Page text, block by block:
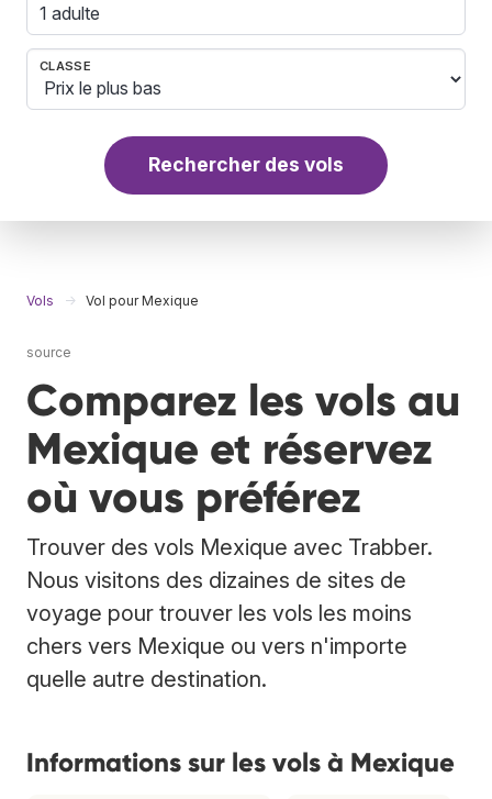
1 adulte
CLASSE
Rechercher des vols
Vols Vol pour Mexique
source
Comparez les vols au
Mexique et réservez
où vous préférez
Trouver des vols Mexique avec Trabber.
Nous visitons des dizaines de sites de
voyage pour trouver les vols les moins
chers vers Mexique ou vers n'importe
quelle autre destination.
Informations sur les vols à Mexique